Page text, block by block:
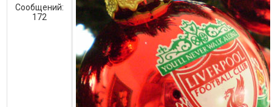
Сообщений:
172